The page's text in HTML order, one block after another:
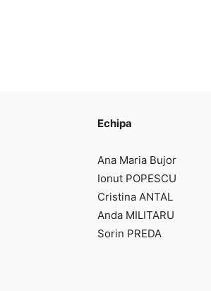
Echipa
Ana Maria Bujor
Ionut POPESCU
Cristina ANTAL
Anda MILITARU
Sorin PREDA